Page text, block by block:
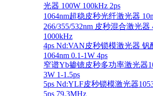
光器 100W 100kHz 2ps
1064nm超稳皮秒光纤激光器
266/355/532nm 皮秒混合激光器
1000kHz
4ps Nd:VAN皮秒锁模激光器 钒
1064nm 0.1-1W 4ps
窄谱Yb掺镱皮秒多功率激光器
3W 1-1.5ps
5ps Nd:YLF皮秒锁模激光器
5ps 79.3MHz